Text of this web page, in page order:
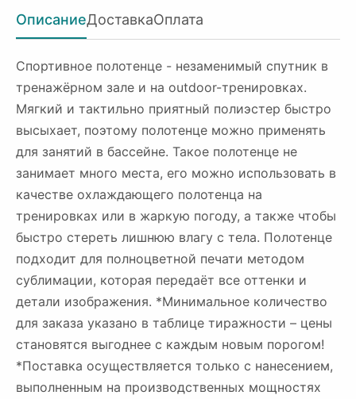
ОписаниеДоставкаОплата
Спортивное полотенце - незаменимый спутник в
тренажёрном зале и на outdoor-тренировках.
Мягкий и тактильно приятный полиэстер быстро
высыхает, поэтому полотенце можно применять
для занятий в бассейне. Такое полотенце не
занимает много места, его можно использовать в
качестве охлаждающего полотенца на
тренировках или в жаркую погоду, а также чтобы
быстро стереть лишнюю влагу с тела. Полотенце
подходит для полноцветной печати методом
сублимации, которая передаёт все оттенки и
детали изображения. *Минимальное количество
для заказа указано в таблице тиражности – цены
становятся выгоднее с каждым новым порогом!
*Поставка осуществляется только с нанесением,
выполненным на производственных мощностях